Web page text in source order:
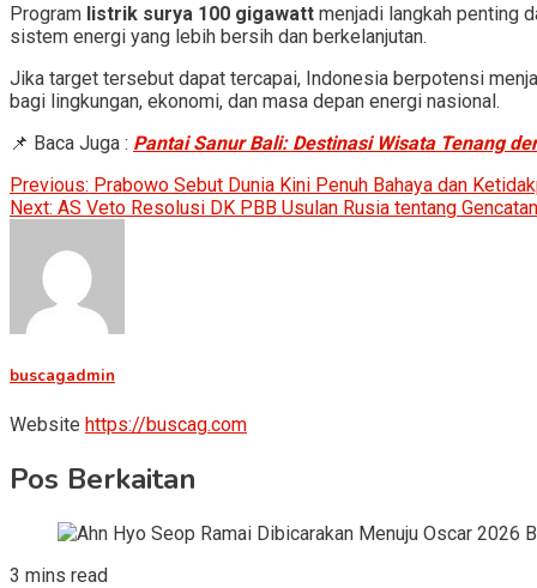
Program listrik surya 100 gigawatt menjadi langkah penting
sistem energi yang lebih bersih dan berkelanjutan.
Jika target tersebut dapat tercapai, Indonesia berpotensi
bagi lingkungan, ekonomi, dan masa depan energi nasional.
📌 Baca Juga : Pantai Sanur Bali: Destinasi Wisata Tenang
Post
navigation
Previous: Prabowo Sebut Dunia Kini Penuh Bahaya dan
Next: AS Veto Resolusi DK PBB Usulan Rusia tentang
buscagadmin
Website https://buscag.com
Pos Berkaitan
3 mins read